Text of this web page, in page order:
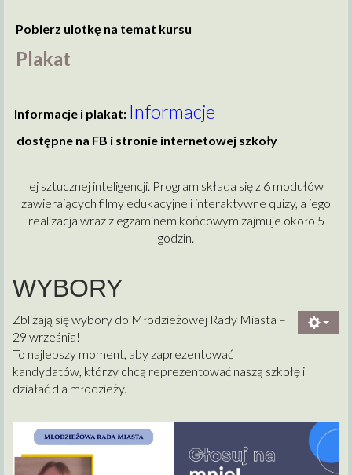
Pobierz ulotkę na temat kursu
Plakat
Informacje i plakat: Informacje
dostępne na FB i stronie internetowej szkoły
ej sztucznej inteligencji. Program składa się z 6 modułów
zawierających filmy edukacyjne i interaktywne quizy, a jego
realizacja wraz z egzaminem końcowym zajmuje około 5
godzin.
WYBORY
Zbliżają się wybory do Młodzieżowej Rady Miasta –
29 września!
To najlepszy moment, aby zaprezentować
kandydatów, którzy chcą reprezentować naszą szkołę i
działać dla młodzieży.